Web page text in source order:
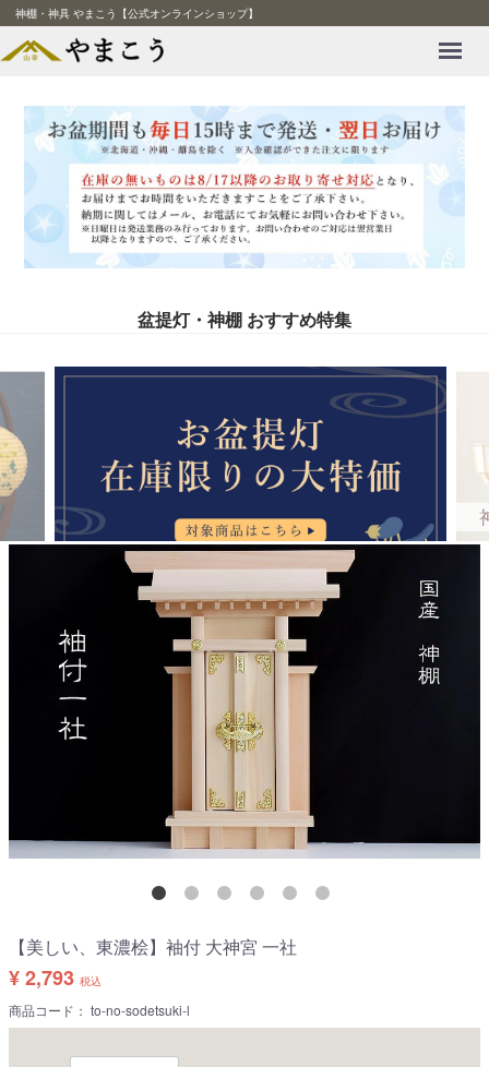
神棚・神具 やまこう【公式オンラインショップ】
盆提灯・神棚 おすすめ特集
【美しい、東濃桧】袖付 大神宮 一社
¥ 2,793 税込
商品コード： to-no-sodetsuki-l